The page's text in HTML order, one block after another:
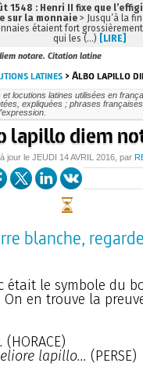
notare. Citation latine
latines > Albo lapillo
et locutions latines utilisées en
expliquées ; phrases
lapillo diem
jour le JEUDI 14 AVRIL 2016 , par
blanche,
était le symbole du
en trouve la
(HORACE)
lapillo... (PERSE)
1548 : Henri II fixe que
sur la monnaie > Jusqu’à la
étaient fort
qui les (…) [LIRE]